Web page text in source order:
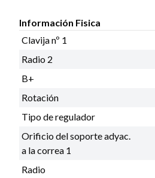
Información Fisica
Clavija nº 1
Radio 2
B+
Rotación
Tipo de regulador
Orificio del soporte adyac.
a la correa 1
Radio